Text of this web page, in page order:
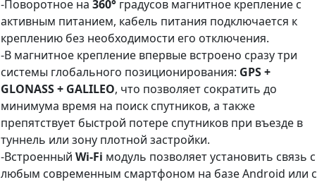
-Поворотное на 360° градусов магнитное крепление с
активным питанием, кабель питания подключается к
креплению без необходимости его отключения.
-В магнитное крепление впервые встроено сразу три
системы глобального позиционирования: GPS +
GLONASS + GALILEO, что позволяет сократить до
минимума время на поиск спутников, а также
препятствует быстрой потере спутников при въезде в
туннель или зону плотной застройки.
-Встроенный Wi-Fi модуль позволяет установить связь с
любым современным смартфоном на базе Android или с